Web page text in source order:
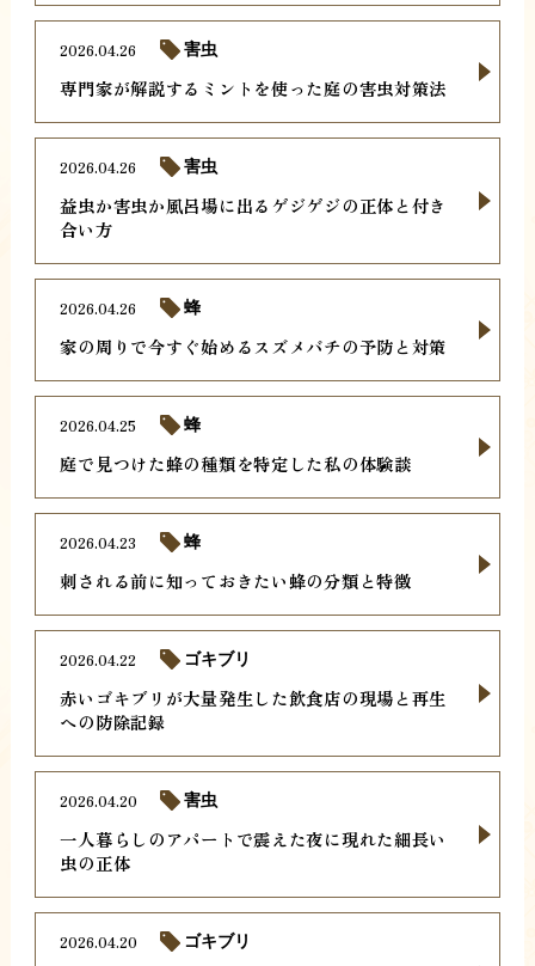
専門家が解説するミントを使った庭の害虫対策法
2026.04.26 害虫
益虫か害虫か風呂場に出るゲジゲジの正体と付き
合い方
2026.04.26 害虫
家の周りで今すぐ始めるスズメバチの予防と対策
2026.04.26 蜂
庭で見つけた蜂の種類を特定した私の体験談
2026.04.25 蜂
刺される前に知っておきたい蜂の分類と特徴
2026.04.23 蜂
赤いゴキブリが大量発生した飲食店の現場と再生
への防除記録
2026.04.22 ゴキブリ
一人暮らしのアパートで震えた夜に現れた細長い
虫の正体
2026.04.20 害虫
2026.04.20 ゴキブリ